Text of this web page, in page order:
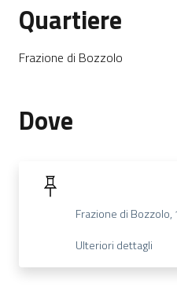
Quartiere
Frazione di Bozzolo
Dove
Frazione di Bozzolo,
Ulteriori dettagli